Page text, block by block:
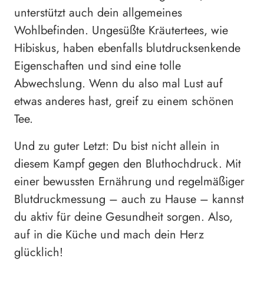
unterstützt auch dein allgemeines
Wohlbefinden. Ungesüßte Kräutertees, wie
Hibiskus, haben ebenfalls blutdrucksenkende
Eigenschaften und sind eine tolle
Abwechslung. Wenn du also mal Lust auf
etwas anderes hast, greif zu einem schönen
Tee.
Und zu guter Letzt: Du bist nicht allein in
diesem Kampf gegen den Bluthochdruck. Mit
einer bewussten Ernährung und regelmäßiger
Blutdruckmessung – auch zu Hause – kannst
du aktiv für deine Gesundheit sorgen. Also,
auf in die Küche und mach dein Herz
glücklich!